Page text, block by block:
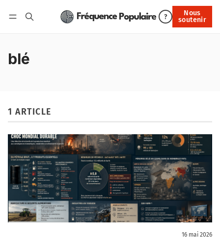
?
Nous
soutenir
Nous soutenir
blé
1 ARTICLE
16 mai 2026